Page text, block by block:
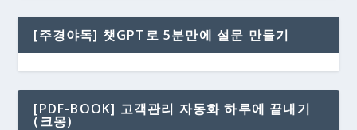
[주경야독] 챗GPT로 5분만에 설문 만들기
[PDF-BOOK] 고객관리 자동화 하루에 끝내기
(크몽)